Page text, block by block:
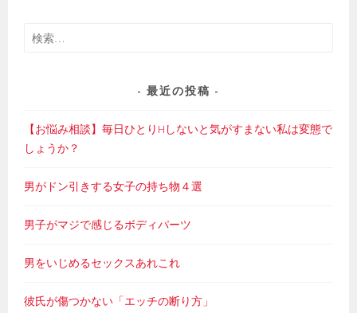
検
最近の投稿
【お悩み相談】毎日ひとりHしないと気がすまない私は変態で
しょうか？
男がドン引きする女子の持ち物４選
男子がマジで感じるボディパーツ
男をいじめるセックスあれこれ
彼氏が傷つかない「エッチの断り方」